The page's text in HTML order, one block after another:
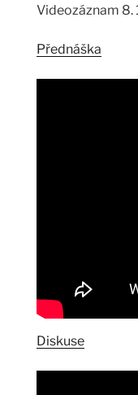
Videozáznam 8.
Přednáška
Diskuse